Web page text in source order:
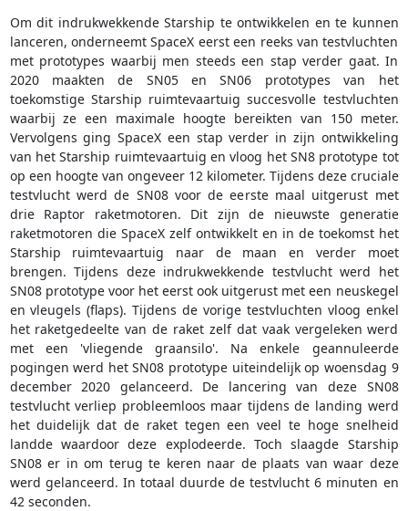
Om dit indrukwekkende Starship te ontwikkelen en te kunnen
lanceren, onderneemt SpaceX eerst een reeks van testvluchten
met prototypes waarbij men steeds een stap verder gaat. In
2020 maakten de SN05 en SN06 prototypes van het
toekomstige Starship ruimtevaartuig succesvolle testvluchten
waarbij ze een maximale hoogte bereikten van 150 meter.
Vervolgens ging SpaceX een stap verder in zijn ontwikkeling
van het Starship ruimtevaartuig en vloog het SN8 prototype tot
op een hoogte van ongeveer 12 kilometer. Tijdens deze cruciale
testvlucht werd de SN08 voor de eerste maal uitgerust met
drie Raptor raketmotoren. Dit zijn de nieuwste generatie
raketmotoren die SpaceX zelf ontwikkelt en in de toekomst het
Starship ruimtevaartuig naar de maan en verder moet
brengen. Tijdens deze indrukwekkende testvlucht werd het
SN08 prototype voor het eerst ook uitgerust met een neuskegel
en vleugels (flaps). Tijdens de vorige testvluchten vloog enkel
het raketgedeelte van de raket zelf dat vaak vergeleken werd
met een 'vliegende graansilo'. Na enkele geannuleerde
pogingen werd het SN08 prototype uiteindelijk op woensdag 9
december 2020 gelanceerd. De lancering van deze SN08
testvlucht verliep probleemloos maar tijdens de landing werd
het duidelijk dat de raket tegen een veel te hoge snelheid
landde waardoor deze explodeerde. Toch slaagde Starship
SN08 er in om terug te keren naar de plaats van waar deze
werd gelanceerd. In totaal duurde de testvlucht 6 minuten en
42 seconden.